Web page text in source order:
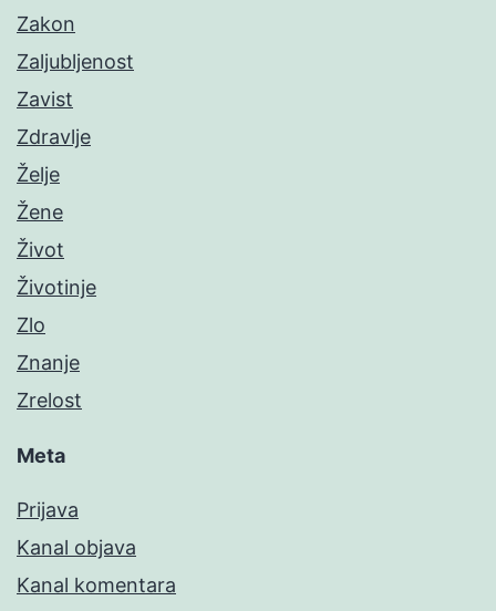
Zakon
Zaljubljenost
Zavist
Zdravlje
Želje
Žene
Život
Životinje
Zlo
Znanje
Zrelost
Meta
Prijava
Kanal objava
Kanal komentara